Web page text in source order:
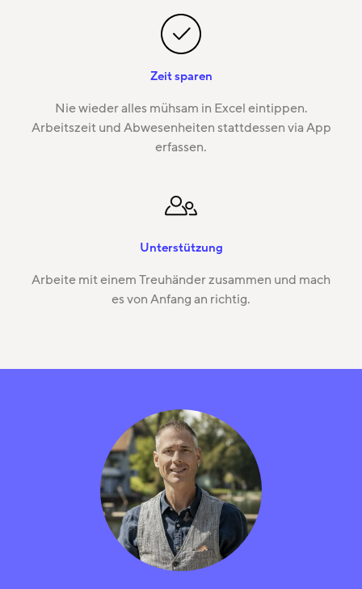
Zeit sparen
Nie wieder alles mühsam in Excel eintippen.
Arbeitszeit und Abwesenheiten stattdessen via App
erfassen.
Unterstützung
Arbeite mit einem Treuhänder zusammen und mach
es von Anfang an richtig.